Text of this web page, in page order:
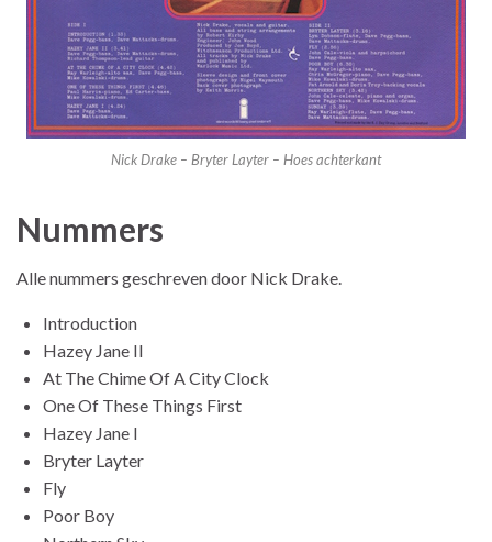
Nick Drake – Bryter Layter – Hoes achterkant
Nummers
Alle nummers geschreven door Nick Drake.
Introduction
Hazey Jane II
At The Chime Of A City Clock
One Of These Things First
Hazey Jane I
Bryter Layter
Fly
Poor Boy